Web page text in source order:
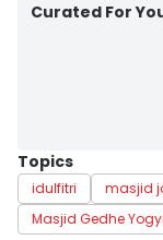
Curated For
Topics
idulfitri masjid
Masjid Gedhe